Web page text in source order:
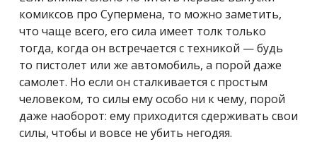
комиксов про Супермена, то можно заметить,
что чаще всего, его сила имеет толк только
тогда, когда он встречается с техникой — будь
то пистолет или же автомобиль, а порой даже
самолет. Но если он сталкивается с простым
человеком, то силы ему особо ни к чему, порой
даже наоборот: ему приходится сдерживать свои
силы, чтобы и вовсе не убить негодяя.